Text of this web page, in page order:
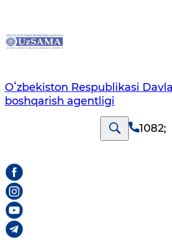
Oʻzbekiston Respublikasi
boshqarish agentligi
1082;